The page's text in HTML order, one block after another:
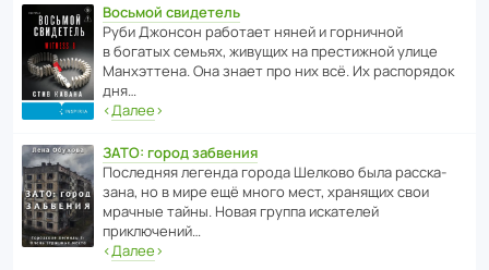
Восьмой свидетель
Руби Джонсон рабо­тает няней и горни­чной
в богатых семьях, живущих на прес­ти­жной улице
Манх­эт­тена. Она знает про них всё. Их распо­рядок
дня…
‹Далее›
ЗАТО: город забвения
После­дняя легенда города Шелково была расска­
зана, но в мире ещё много мест, хранящих свои
мрачные тайны. Новая группа иска­телей
приключений…
‹Далее›